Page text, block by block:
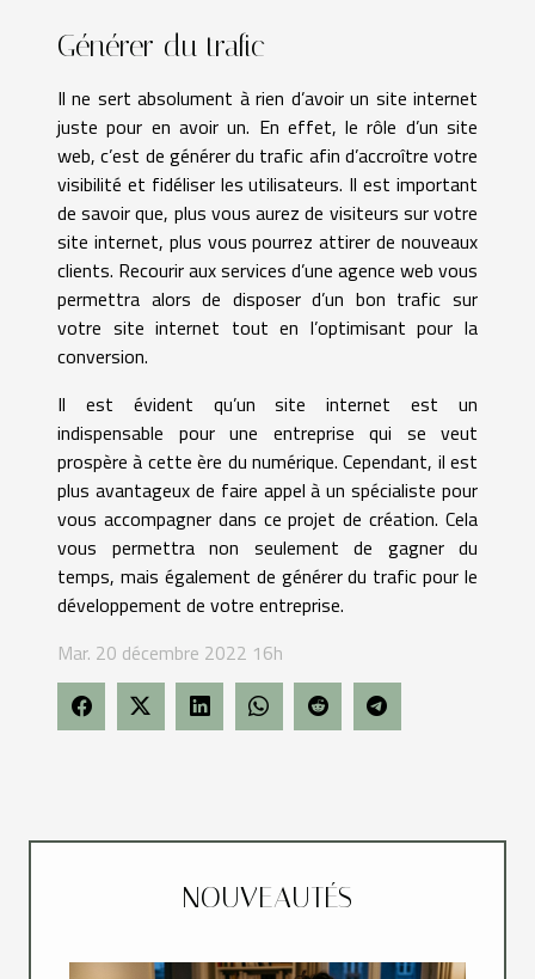
Générer du trafic
Il ne sert absolument à rien d’avoir un site internet
juste pour en avoir un. En effet, le rôle d’un site
web, c’est de générer du trafic afin d’accroître votre
visibilité et fidéliser les utilisateurs. Il est important
de savoir que, plus vous aurez de visiteurs sur votre
site internet, plus vous pourrez attirer de nouveaux
clients. Recourir aux services d’une agence web vous
permettra alors de disposer d’un bon trafic sur
votre site internet tout en l’optimisant pour la
conversion.
Il est évident qu’un site internet est un
indispensable pour une entreprise qui se veut
prospère à cette ère du numérique. Cependant, il est
plus avantageux de faire appel à un spécialiste pour
vous accompagner dans ce projet de création. Cela
vous permettra non seulement de gagner du
temps, mais également de générer du trafic pour le
développement de votre entreprise.
Mar. 20 décembre 2022 16h
NOUVEAUTÉS